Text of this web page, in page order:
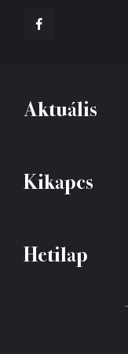
Aktuális
Kikapcs
Hetilap